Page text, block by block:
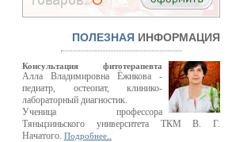
ПОЛЕЗНАЯ ИНФОРМАЦИЯ
Консультация фитотерапевта
Алла Владимировна Ёжикова -
педиатр, остеопат, клинико-
лабораторный диагностик.
Ученица профессора
Тяньцзиньского университета ТКМ В. Г.
Начатого. Подробнее..